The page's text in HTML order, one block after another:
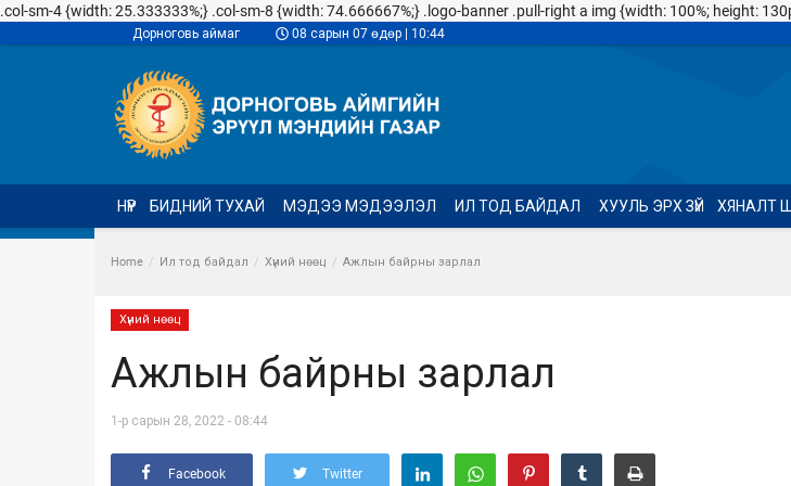
.col-sm-4 {width: 25.333333%;} .col-sm-8 {width: 74.666667%;} .logo-banner .pull-right a img {width: 100%; height:
Дорноговь аймаг 08 сарын 07 өдөр | 10:44
НҮҮР БИДНИЙ ТУХАЙ МЭДЭЭ МЭДЭЭЛЭЛ ИЛ ТОД БАЙДАЛ ХУУЛЬ ЭРХ ЗҮЙ ХЯНАЛТ
Home Ил тод байдал Хүний нөөц Ажлын байрны зарлал
Хүний нөөц
Ажлын байрны зарлал
1-р сарын 28, 2022 - 08:44
Facebook Twitter